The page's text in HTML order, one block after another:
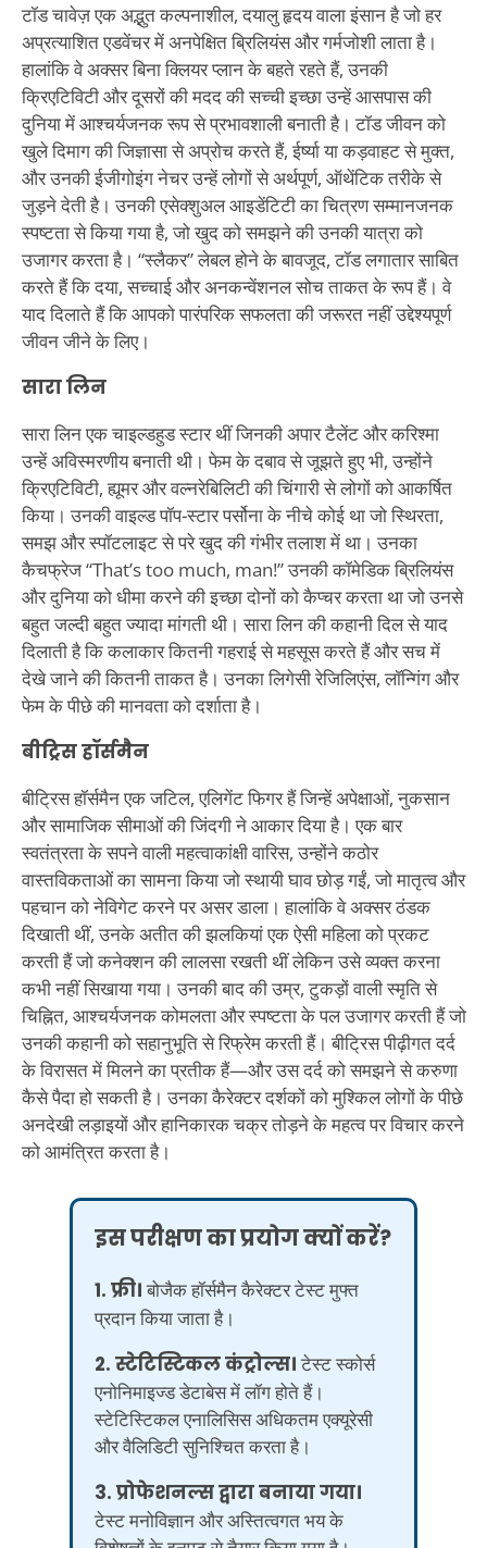
टॉड चावेज़ एक अद्भुत कल्पनाशील, दयालु हृदय वाला इंसान है जो हर
अप्रत्याशित एडवेंचर में अनपेक्षित ब्रिलियंस और गर्मजोशी लाता है।
हालांकि वे अक्सर बिना क्लियर प्लान के बहते रहते हैं, उनकी
क्रिएटिविटी और दूसरों की मदद की सच्ची इच्छा उन्हें आसपास की
दुनिया में आश्चर्यजनक रूप से प्रभावशाली बनाती है। टॉड जीवन को
खुले दिमाग की जिज्ञासा से अप्रोच करते हैं, ईर्ष्या या कड़वाहट से मुक्त,
और उनकी ईजीगोइंग नेचर उन्हें लोगों से अर्थपूर्ण, ऑथेंटिक तरीके से
जुड़ने देती है। उनकी एसेक्शुअल आइडेंटिटी का चित्रण सम्मानजनक
स्पष्टता से किया गया है, जो खुद को समझने की उनकी यात्रा को
उजागर करता है। “स्लैकर” लेबल होने के बावजूद, टॉड लगातार साबित
करते हैं कि दया, सच्चाई और अनकन्वेंशनल सोच ताकत के रूप हैं। वे
याद दिलाते हैं कि आपको पारंपरिक सफलता की जरूरत नहीं उद्देश्यपूर्ण
जीवन जीने के लिए।
सारा लिन
सारा लिन एक चाइल्डहुड स्टार थीं जिनकी अपार टैलेंट और करिश्मा
उन्हें अविस्मरणीय बनाती थी। फेम के दबाव से जूझते हुए भी, उन्होंने
क्रिएटिविटी, ह्यूमर और वल्नरेबिलिटी की चिंगारी से लोगों को आकर्षित
किया। उनकी वाइल्ड पॉप-स्टार पर्सोना के नीचे कोई था जो स्थिरता,
समझ और स्पॉटलाइट से परे खुद की गंभीर तलाश में था। उनका
कैचफ्रेज “That’s too much, man!” उनकी कॉमेडिक ब्रिलियंस
और दुनिया को धीमा करने की इच्छा दोनों को कैप्चर करता था जो उनसे
बहुत जल्दी बहुत ज्यादा मांगती थी। सारा लिन की कहानी दिल से याद
दिलाती है कि कलाकार कितनी गहराई से महसूस करते हैं और सच में
देखे जाने की कितनी ताकत है। उनका लिगेसी रेजिलिएंस, लॉन्गिंग और
फेम के पीछे की मानवता को दर्शाता है।
बीट्रिस हॉर्समैन
बीट्रिस हॉर्समैन एक जटिल, एलिगेंट फिगर हैं जिन्हें अपेक्षाओं, नुकसान
और सामाजिक सीमाओं की जिंदगी ने आकार दिया है। एक बार
स्वतंत्रता के सपने वाली महत्वाकांक्षी वारिस, उन्होंने कठोर
वास्तविकताओं का सामना किया जो स्थायी घाव छोड़ गईं, जो मातृत्व और
पहचान को नेविगेट करने पर असर डाला। हालांकि वे अक्सर ठंडक
दिखाती थीं, उनके अतीत की झलकियां एक ऐसी महिला को प्रकट
करती हैं जो कनेक्शन की लालसा रखती थीं लेकिन उसे व्यक्त करना
कभी नहीं सिखाया गया। उनकी बाद की उम्र, टुकड़ों वाली स्मृति से
चिह्नित, आश्चर्यजनक कोमलता और स्पष्टता के पल उजागर करती हैं जो
उनकी कहानी को सहानुभूति से रिफ्रेम करती हैं। बीट्रिस पीढ़ीगत दर्द
के विरासत में मिलने का प्रतीक हैं—और उस दर्द को समझने से करुणा
कैसे पैदा हो सकती है। उनका कैरेक्टर दर्शकों को मुश्किल लोगों के पीछे
अनदेखी लड़ाइयों और हानिकारक चक्र तोड़ने के महत्व पर विचार करने
को आमंत्रित करता है।
इस परीक्षण का प्रयोग क्यों करें?
1. फ्री।बोजैक हॉर्समैन कैरेक्टर टेस्ट मुफ्त
प्रदान किया जाता है।
2. स्टेटिस्टिकल कंट्रोल्स।टेस्ट स्कोर्स
एनोनिमाइज्ड डेटाबेस में लॉग होते हैं।
स्टेटिस्टिकल एनालिसिस अधिकतम एक्यूरेसी
और वैलिडिटी सुनिश्चित करता है।
3. प्रोफेशनल्स द्वारा बनाया गया।
टेस्ट मनोविज्ञान और अस्तित्वगत भय के